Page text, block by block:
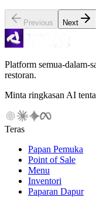
Previous Next
Platform semua-dalam-
restoran.
Minta ringkasan AI
Teras
Papan Pemuka
Point of Sale
Menu
Inventori
Paparan Dapur